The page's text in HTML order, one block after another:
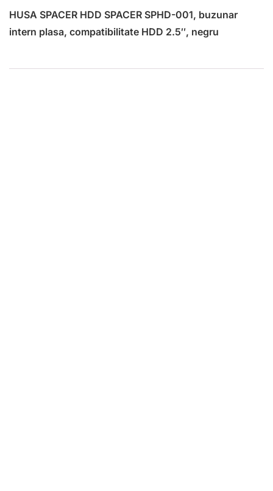
HUSA SPACER HDD SPACER SPHD-001, buzunar
intern plasa, compatibilitate HDD 2.5″, negru